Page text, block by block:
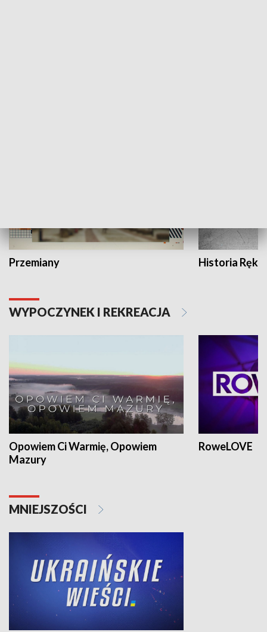
Przemiany Historia Ręką
WYPOCZYNEK I REKREACJA
Opowiem Ci Warmię, Opowiem
Mazury
RoweLOVE
MNIEJSZOŚCI